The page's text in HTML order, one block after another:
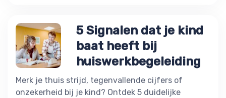
5 Signalen dat je kind
baat heeft bij
huiswerkbegeleiding
Merk je thuis strijd, tegenvallende cijfers of
onzekerheid bij je kind? Ontdek 5 duidelijke